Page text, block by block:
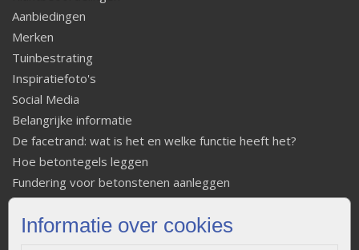
Informatie over cookies
Aanbiedingen
Merken
Tuinbestrating
Inspiratiefoto's
Social Media
Belangrijke informatie
De facetrand: wat is het en welke functie heeft het?
Hoe betontegels leggen
Fundering voor betonstenen aanleggen
Welke tuinstijl past bij mij
Strakke tuin inrichten